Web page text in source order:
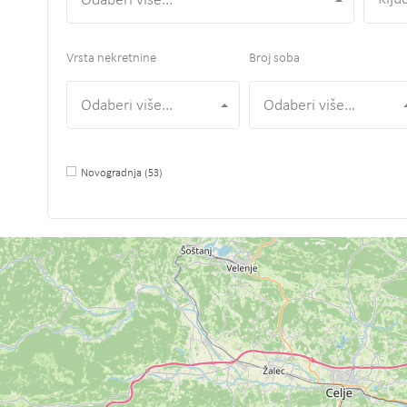
Vrsta nekretnine
Odaberi više...
Broj soba
Odaberi više...
Novogradnja (53)